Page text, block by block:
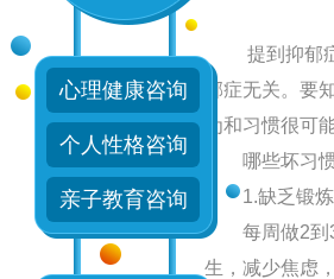
提到抑郁症相
郁症无关。要
为和习惯很可
哪些坏习惯
1.缺乏锻炼
每周做2到3次
生，减少焦虑
心理健康咨询
个人性格咨询
亲子教育咨询